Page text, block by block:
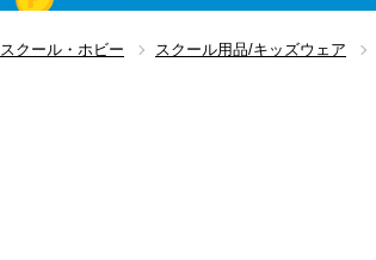
スクール・ホビー スクール用品/キッズウェア